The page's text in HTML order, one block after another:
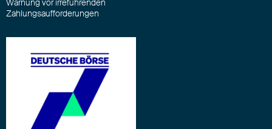
Warnung vor irreführenden
Zahlungsaufforderungen